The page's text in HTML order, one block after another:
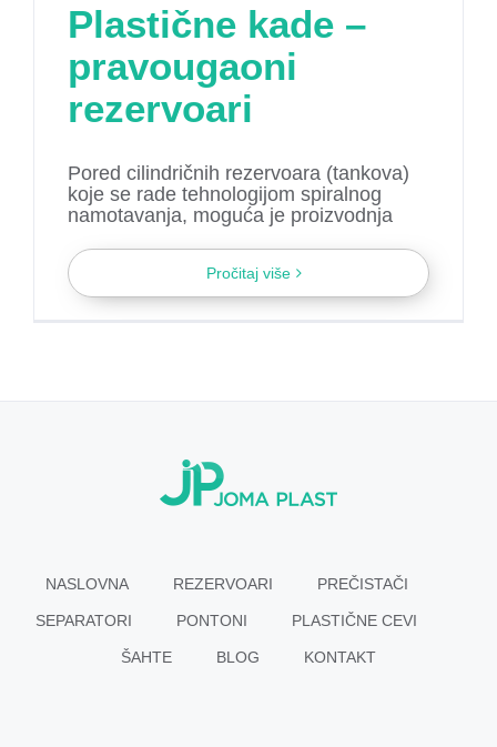
Plastične kade –
pravougaoni
rezervoari
Pored cilindričnih rezervoara (tankova)
koje se rade tehnologijom spiralnog
namotavanja, moguća je proizvodnja
Pročitaj više
NASLOVNA REZERVOARI PREČISTAČI
SEPARATORI PONTONI PLASTIČNE CEVI
ŠAHTE BLOG KONTAKT